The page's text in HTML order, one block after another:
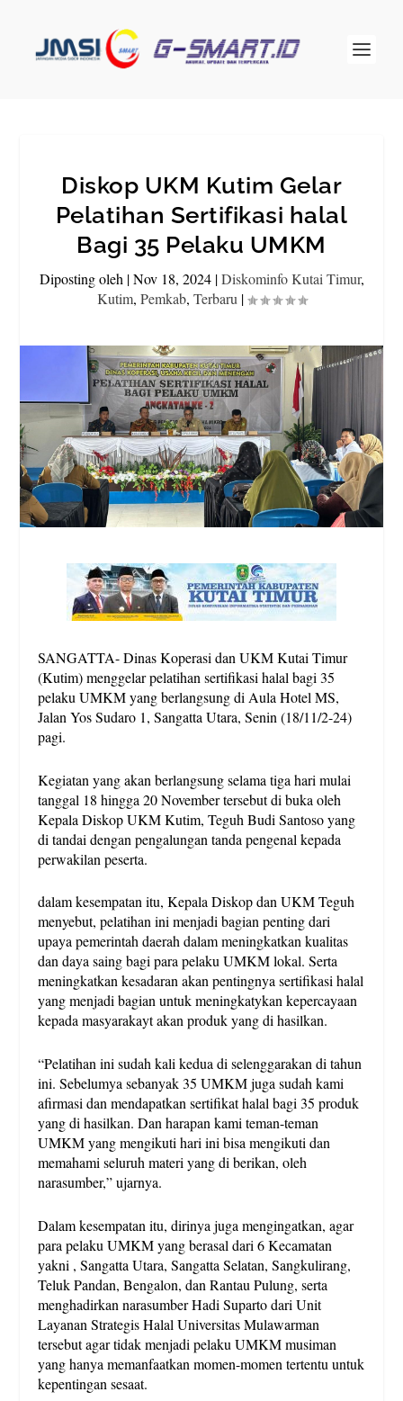
Diskop UKM Kutim Gelar
Pelatihan Sertifikasi halal
Bagi 35 Pelaku UMKM
Diposting oleh |Nov 18, 2024|Diskominfo Kutai Timur,
Kutim, Pemkab, Terbaru |
SANGATTA- Dinas Koperasi dan UKM Kutai Timur
(Kutim) menggelar pelatihan sertifikasi halal bagi 35
pelaku UMKM yang berlangsung di Aula Hotel MS,
Jalan Yos Sudaro 1, Sangatta Utara, Senin (18/11/2-24)
pagi.
Kegiatan yang akan berlangsung selama tiga hari mulai
tanggal 18 hingga 20 November tersebut di buka oleh
Kepala Diskop UKM Kutim, Teguh Budi Santoso yang
di tandai dengan pengalungan tanda pengenal kepada
perwakilan peserta.
dalam kesempatan itu, Kepala Diskop dan UKM Teguh
menyebut, pelatihan ini menjadi bagian penting dari
upaya pemerintah daerah dalam meningkatkan kualitas
dan daya saing bagi para pelaku UMKM lokal. Serta
meningkatkan kesadaran akan pentingnya sertifikasi halal
yang menjadi bagian untuk meningkatykan kepercayaan
kepada masyarakayt akan produk yang di hasilkan.
“Pelatihan ini sudah kali kedua di selenggarakan di tahun
ini. Sebelumya sebanyak 35 UMKM juga sudah kami
afirmasi dan mendapatkan sertifikat halal bagi 35 produk
yang di hasilkan. Dan harapan kami teman-teman
UMKM yang mengikuti hari ini bisa mengikuti dan
memahami seluruh materi yang di berikan, oleh
narasumber,” ujarnya.
Dalam kesempatan itu, dirinya juga mengingatkan, agar
para pelaku UMKM yang berasal dari 6 Kecamatan
yakni , Sangatta Utara, Sangatta Selatan, Sangkulirang,
Teluk Pandan, Bengalon, dan Rantau Pulung, serta
menghadirkan narasumber Hadi Suparto dari Unit
Layanan Strategis Halal Universitas Mulawarman
tersebut agar tidak menjadi pelaku UMKM musiman
yang hanya memanfaatkan momen-momen tertentu untuk
kepentingan sesaat.